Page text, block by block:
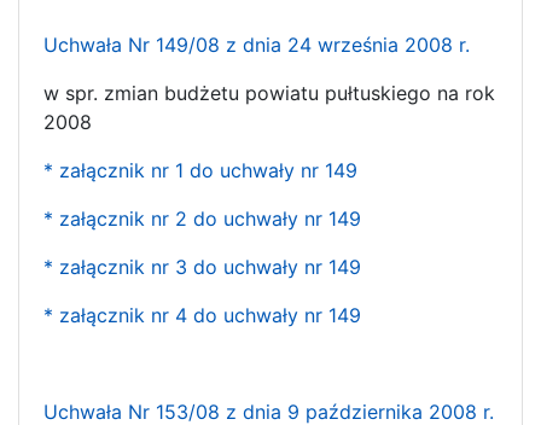
Uchwała Nr 149/08 z dnia 24 września 2008 r.
w spr. zmian budżetu powiatu pułtuskiego na rok
2008
* załącznik nr 1 do uchwały nr 149
* załącznik nr 2 do uchwały nr 149
* załącznik nr 3 do uchwały nr 149
* załącznik nr 4 do uchwały nr 149
Uchwała Nr 153/08 z dnia 9 października 2008 r.